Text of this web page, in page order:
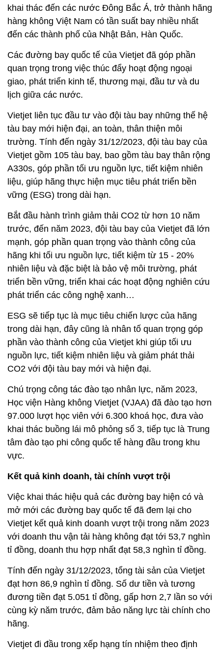
khai thác đến các nước Đông Bắc Á, trở thành hãng
hàng không Việt Nam có tần suất bay nhiều nhất
đến các thành phố của Nhật Bản, Hàn Quốc.
Các đường bay quốc tế của Vietjet đã góp phần
quan trọng trong việc thúc đẩy hoạt động ngoại
giao, phát triển kinh tế, thương mại, đầu tư và du
lịch giữa các nước.
Vietjet liên tục đầu tư vào đội tàu bay những thế hệ
tàu bay mới hiện đại, an toàn, thân thiện môi
trường. Tính đến ngày 31/12/2023, đội tàu bay của
Vietjet gồm 105 tàu bay, bao gồm tàu bay thân rộng
A330s, góp phần tối ưu nguồn lực, tiết kiệm nhiên
liệu, giúp hãng thực hiện mục tiêu phát triển bền
vững (ESG) trong dài hạn.
Bắt đầu hành trình giảm thải CO2 từ hơn 10 năm
trước, đến năm 2023, đội tàu bay của Vietjet đã lớn
mạnh, góp phần quan trọng vào thành công của
hãng khi tối ưu nguồn lực, tiết kiệm từ 15 - 20%
nhiên liệu và đặc biệt là bảo vệ môi trường, phát
triển bền vững, triển khai các hoạt động nghiên cứu
phát triển các công nghệ xanh…
ESG sẽ tiếp tục là mục tiêu chiến lược của hãng
trong dài hạn, đây cũng là nhân tố quan trọng góp
phần vào thành công của Vietjet khi giúp tối ưu
nguồn lực, tiết kiệm nhiên liệu và giảm phát thải
CO2 với đội tàu bay mới và hiện đại.
Chú trọng công tác đào tạo nhân lực, năm 2023,
Học viện Hàng không Vietjet (VJAA) đã đào tạo hơn
97.000 lượt học viên với 6.300 khoá học, đưa vào
khai thác buồng lái mô phỏng số 3, tiếp tục là Trung
tâm đào tạo phi công quốc tế hàng đầu trong khu
vực.
Kết quả kinh doanh, tài chính vượt trội
Việc khai thác hiệu quả các đường bay hiện có và
mở mới các đường bay quốc tế đã đem lại cho
Vietjet kết quả kinh doanh vượt trội trong năm 2023
với doanh thu vận tải hàng không đạt tới 53,7 nghìn
tỉ đồng, doanh thu hợp nhất đạt 58,3 nghìn tỉ đồng.
Tính đến ngày 31/12/2023, tổng tài sản của Vietjet
đạt hơn 86,9 nghìn tỉ đồng. Số dư tiền và tương
đương tiền đạt 5.051 tỉ đồng, gấp hơn 2,7 lần so với
cùng kỳ năm trước, đảm bảo năng lực tài chính cho
hãng.
Vietjet đi đầu trong xếp hạng tín nhiệm theo định